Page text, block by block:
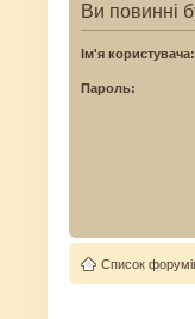
Ви повинні
Ім'я користувача:
Пароль:
Список